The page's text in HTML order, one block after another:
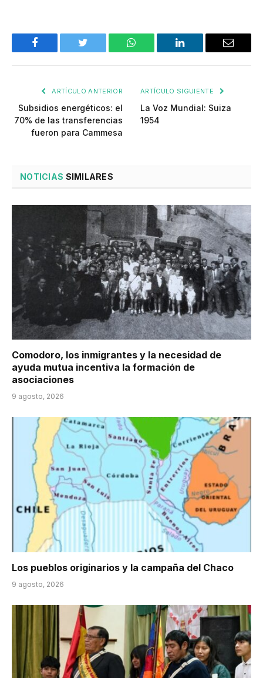
Facebook Twitter WhatsApp LinkedIn Email
ARTÍCULO ANTERIOR
Subsidios energéticos: el
70% de las transferencias
fueron para Cammesa
ARTÍCULO SIGUIENTE
La Voz Mundial: Suiza
1954
NOTICIAS SIMILARES
Comodoro, los inmigrantes y la necesidad de
ayuda mutua incentiva la formación de
asociaciones
9 agosto, 2026
Los pueblos originarios y la campaña del Chaco
9 agosto, 2026